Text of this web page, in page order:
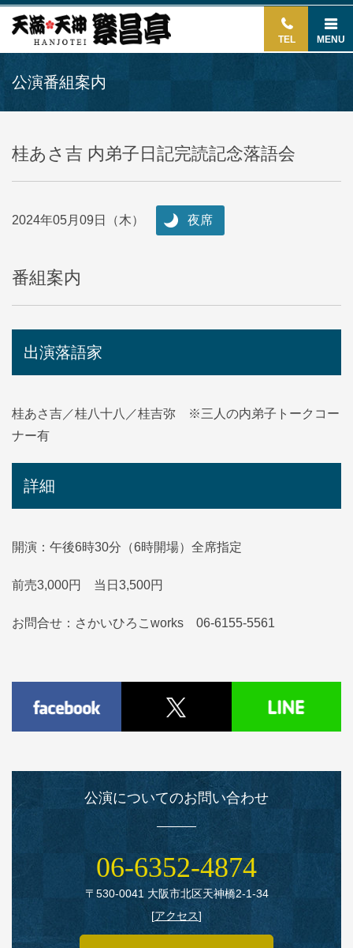
TEL MENU
公演番組案内
桂あさ吉 内弟子日記完読記念落語会
2024年05月09日（木） 夜席
番組案内
出演落語家
桂あさ吉／桂八十八／桂吉弥 ※三人の内弟子トークコー
ナー有
詳細
開演：午後6時30分（6時開場）全席指定
前売3,000円 当日3,500円
お問合せ：さかいひろこworks 06-6155-5561
公演についてのお問い合わせ
06‑6352‑4874
〒530‑0041 大阪市北区天神橋2‑1‑34
[アクセス]